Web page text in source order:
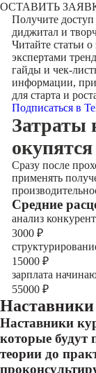
ОСТАВИТЬ
Получите доступ
диджитал и
Читайте статьи
экспертами
гайды и чек-
информации,
для старта и
Подписаться в
Затраты
Сразу после
применять
Cредние
анализ
3000 ₽
15000 ₽
зарплата
55000 ₽
Наставники
Наставники
которые будут
теории до